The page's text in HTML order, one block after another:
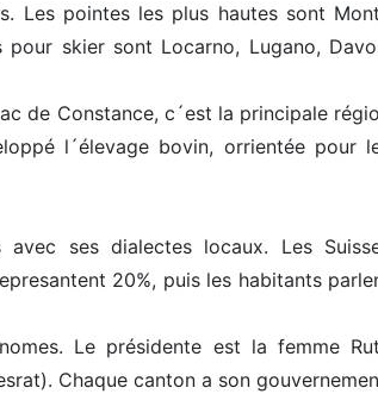
Les pointes les plus hautes sont
skier sont Locarno, Lugano,
de Constance, c´est la principale
l´élevage bovin, orrientée pour
ses dialectes locaux. Les
20%, puis les habitants
Le présidente est la femme
Chaque canton a son